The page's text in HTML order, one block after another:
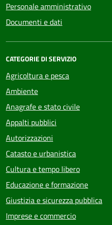
Personale amministrativo
Documenti e dati
CATEGORIE DI SERVIZIO
Agricoltura e pesca
Ambiente
Anagrafe e stato civile
Appalti pubblici
Autorizzazioni
Catasto e urbanistica
Cultura e tempo libero
Educazione e formazione
Giustizia e sicurezza pubblica
Imprese e commercio